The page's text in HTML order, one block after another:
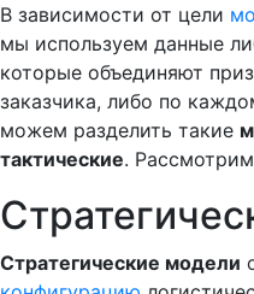
В зависимости от цели
мы используем данные
которые объединяют
заказчика, либо по
можем разделить такие
тактические.
Стратегические модели